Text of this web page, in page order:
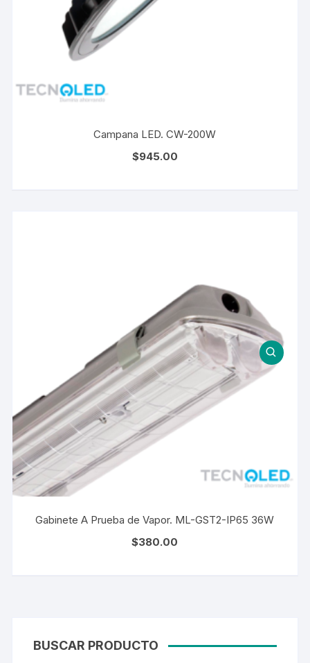
Campana LED. CW-200W
$945.00
Gabinete A Prueba de Vapor. ML-GST2-IP65 36W
$380.00
BUSCAR PRODUCTO